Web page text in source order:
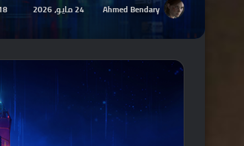
Ahmed Bendary 24 مايو، 2026